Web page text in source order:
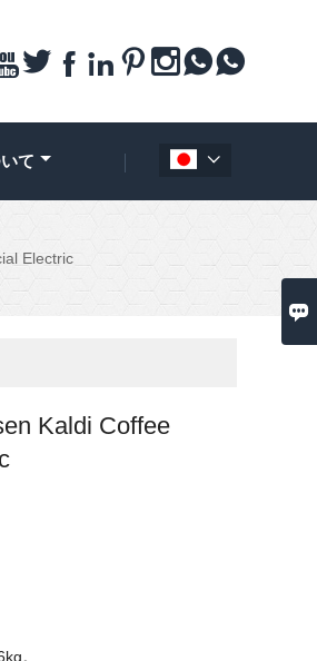

     
て 
Electric
Kaldi Coffee
。